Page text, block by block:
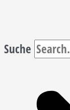
Suche